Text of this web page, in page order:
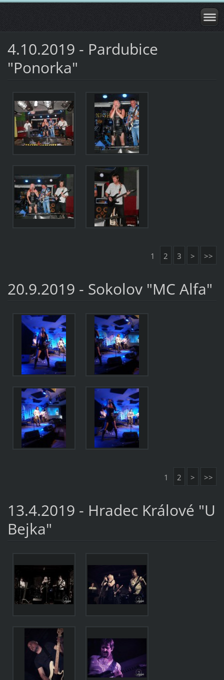
4.10.2019 - Pardubice
"Ponorka"
1 2 3 > >>
20.9.2019 - Sokolov "MC Alfa"
1 2 > >>
13.4.2019 - Hradec Králové "U
Bejka"